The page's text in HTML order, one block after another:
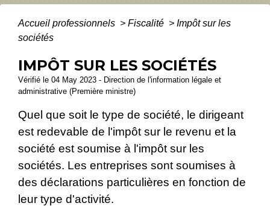
Accueil professionnels > Fiscalité > Impôt sur les
sociétés
IMPÔT SUR LES SOCIÉTÉS
Vérifié le 04 May 2023 - Direction de l'information légale et
administrative (Première ministre)
Quel que soit le type de société, le dirigeant
est redevable de l'impôt sur le revenu et la
société est soumise à l'impôt sur les
sociétés. Les entreprises sont soumises à
des déclarations particulières en fonction de
leur type d'activité.